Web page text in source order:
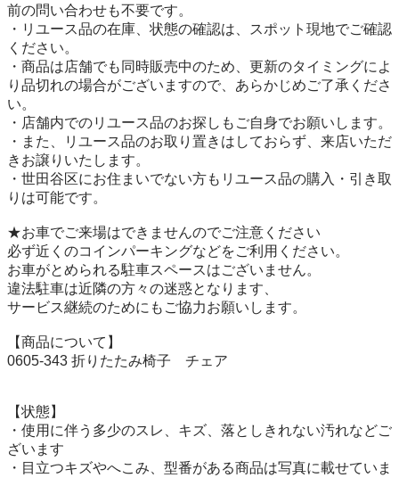
前の問い合わせも不要です。
・リユース品の在庫、状態の確認は、スポット現地でご確認
ください。
・商品は店舗でも同時販売中のため、更新のタイミングによ
り品切れの場合がございますので、あらかじめご了承くださ
い。
・店舗内でのリユース品のお探しもご自身でお願いします。
・また、リユース品のお取り置きはしておらず、来店いただ
きお譲りいたします。
・世田谷区にお住まいでない方もリユース品の購入・引き取
りは可能です。
★お車でご来場はできませんのでご注意ください
必ず近くのコインパーキングなどをご利用ください。
お車がとめられる駐車スペースはございません。
違法駐車は近隣の方々の迷惑となります、
サービス継続のためにもご協力お願いします。
【商品について】
0605-343 折りたたみ椅子　チェア
【状態】
・使用に伴う多少のスレ、キズ、落としきれない汚れなどご
ざいます
・目立つキズやへこみ、型番がある商品は写真に載せていま